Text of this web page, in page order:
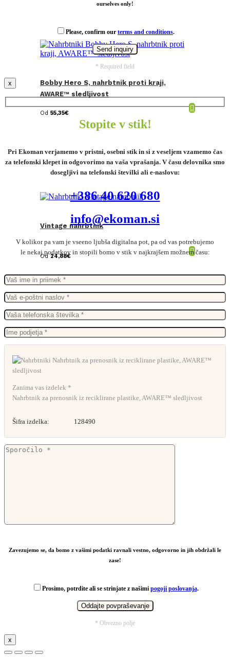
Bobby Hero S, nahrbtnik proti kraji,
AWARE™ sledljivost
Od 55,35€
Vintage nahrbtnik
Od24,88€
ourselves only!
Please, confirm our terms and conditions.
* Required field
x
Stopite v stik!
Pri Ekoman verjamemo v pristni, osebni stik in si z veseljem vzamemo čas
za telefonski klepet in odgovorimo na vaša vprašanja. V času delovnika smo
dosegljivi na telefonski številki ali e-naslovu:
+386 40 620 680
info@ekoman.si
V kolikor pa vam je vseeno ljubša digitalna pot, pa od vas potrebujemo
le nekaj podatkov in stopili bomo v stik v najkrajšem možnem času:
Zanima vas izdelek *
Nahrbtnik za prenosnik iz reciklirane plastike, AWARE™ sledljivost
Šifra izdelka: 128490
Zavezujemo se, da bomo z vašimi podatki ravnali vestno, odgovorno in jih obdržali le
zase!
Prosimo, potrdite ali se strinjate z našimi pogoji poslovanja.
* Obvezno polje
x